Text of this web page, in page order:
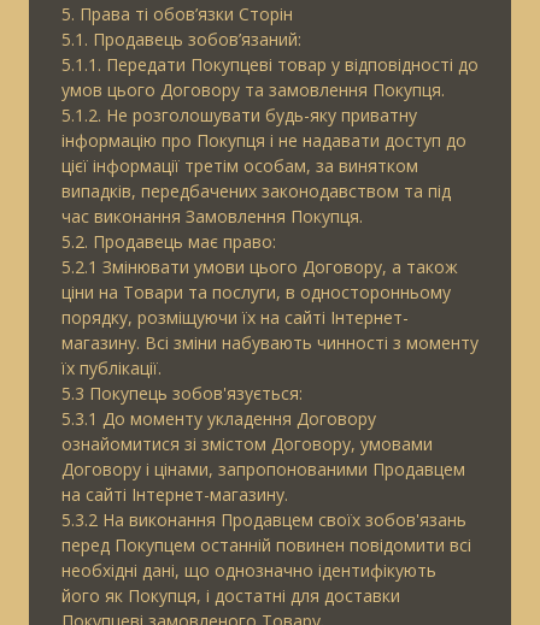
5. Права ті обов’язки Сторін
5.1. Продавець зобов’язаний:
5.1.1. Передати Покупцеві товар у відповідності до
умов цього Договору та замовлення Покупця.
5.1.2. Не розголошувати будь-яку приватну
інформацію про Покупця і не надавати доступ до
цієї інформації третім особам, за винятком
випадків, передбачених законодавством та під
час виконання Замовлення Покупця.
5.2. Продавець має право:
5.2.1 Змінювати умови цього Договору, а також
ціни на Товари та послуги, в односторонньому
порядку, розміщуючи їх на сайті Інтернет-
магазину. Всі зміни набувають чинності з моменту
їх публікації.
5.3 Покупець зобов'язується:
5.3.1 До моменту укладення Договору
ознайомитися зі змістом Договору, умовами
Договору і цінами, запропонованими Продавцем
на сайті Інтернет-магазину.
5.3.2 На виконання Продавцем своїх зобов'язань
перед Покупцем останній повинен повідомити всі
необхідні дані, що однозначно ідентифікують
його як Покупця, і достатні для доставки